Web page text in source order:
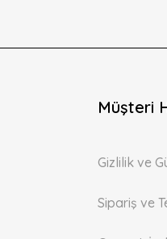
Müşteri
Gizlilik ve
Sipariş ve